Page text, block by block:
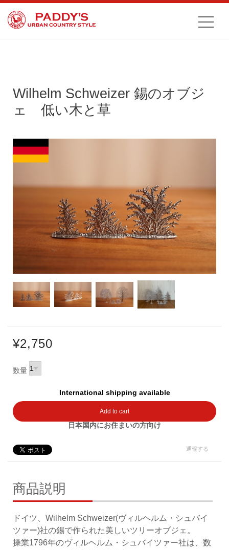
Wilhelm Schweizer 錫のオブジ
ェ 低い木と草
¥2,750
数量
International shipping available
Add to cart
日本国内にお住まいの方向け
通報する
商品説明
ドイツ、Wilhelm Schweizer(ヴィルヘルム・シュバイ
ツァー)社の錫で作られた美しいツリーオブジェ。
操業1796年のヴィルヘルム・シュバイツァー社は、数